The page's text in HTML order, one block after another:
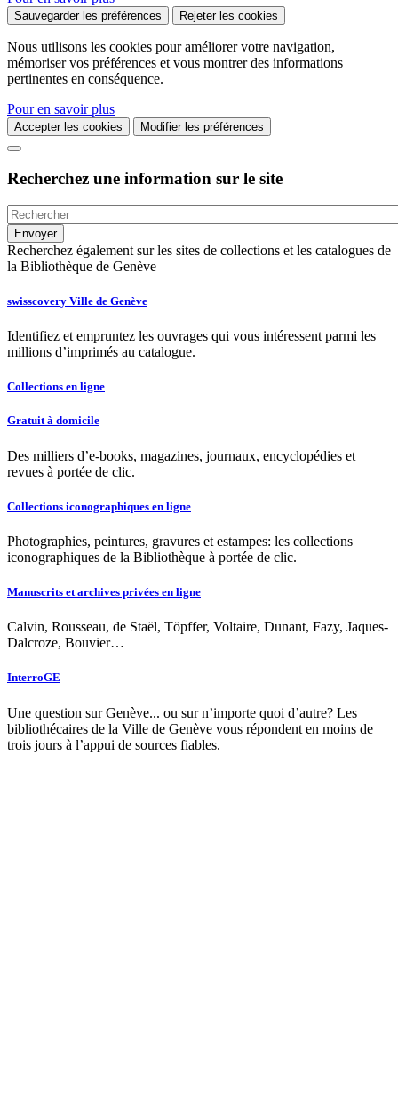
Sauvegarder les préférences Rejeter les cookies
Nous utilisons les cookies pour améliorer votre navigation,
mémoriser vos préférences et vous montrer des informations
pertinentes en conséquence.
Pour en savoir plus
Accepter les cookies Modifier les préférences
Recherchez une information sur le site
Recherchez également sur les sites de collections et les catalogues de
la Bibliothèque de Genève
swisscovery Ville de Genève
Identifiez et empruntez les ouvrages qui vous intéressent parmi les
millions d’imprimés au catalogue.
Collections en ligne
Gratuit à domicile
Des milliers d’e-books, magazines, journaux, encyclopédies et
revues à portée de clic.
Collections iconographiques en ligne
Photographies, peintures, gravures et estampes: les collections
iconographiques de la Bibliothèque à portée de clic.
Manuscrits et archives privées en ligne
Calvin, Rousseau, de Staël, Töpffer, Voltaire, Dunant, Fazy, Jaques-
Dalcroze, Bouvier…
InterroGE
Une question sur Genève... ou sur n’importe quoi d’autre? Les
bibliothécaires de la Ville de Genève vous répondent en moins de
trois jours à l’appui de sources fiables.